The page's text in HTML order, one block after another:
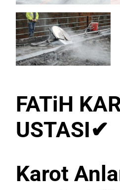
FATiH
USTASI✔
Karot